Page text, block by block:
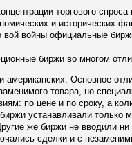
торгового
и исторических
вой войны официальные
биржи во многом
американских. Основное
товара, но
по цене и по сроку, а
устанавливали только
же биржи не вводили
сделки и с